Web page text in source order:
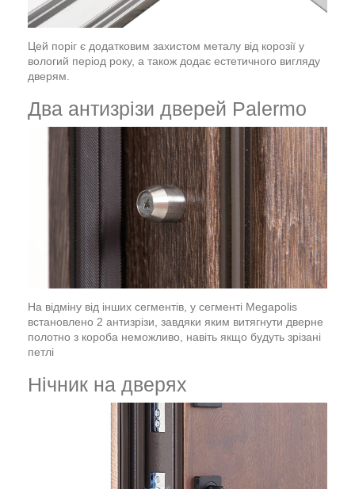
Цей поріг є додатковим захистом металу від корозії у
вологий період року, а також додає естетичного вигляду
дверям.
Два антизрізи дверей Palermo
На відміну від інших сегментів, у сегменті Megapolis
встановлено 2 антизрізи, завдяки яким витягнути дверне
полотно з короба неможливо, навіть якщо будуть зрізані
петлі
Нічник на дверях